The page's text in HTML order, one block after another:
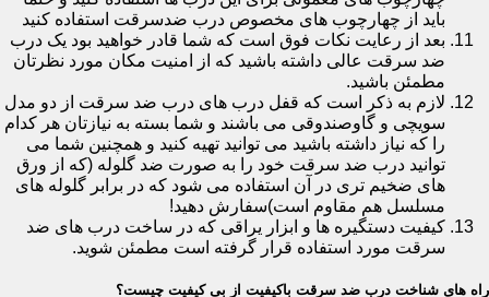
باید از چهارچوب های مخصوص درب ضدسرقت استفاده کنید
بعد از رعایت نکات فوق است که شما قادر خواهید بود یک درب
ضد سرقت عالی داشته باشید که از امنیت مکان مورد نظرتان
مطمئن باشید.
لازم به ذکر است که قفل درب های درب ضد سرقت از دو مدل
سویچی و گاوصندوقی می باشند و شما بسته به نیازتان هر کدام
را که نیاز داشته باشید می توانید تهیه کنید و همچنین شما می
توانید درب ضد سرقت خود را به صورت ضد گلوله (که از ورق
های ضخیم تری در آن استفاده می شود که در برابر گلوله های
مسلسل هم مقاوم است)سفارش دهید!
کیفیت دستگیره ها و ابزار یراقی که در ساخت درب های ضد
سرقت مورد استفاده قرار گرفته است مطمئن شوید.
راه های شناخت درب ضد سرقت باکیفیت از بی کیفیت چیست؟